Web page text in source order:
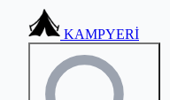
KAMPYERİ